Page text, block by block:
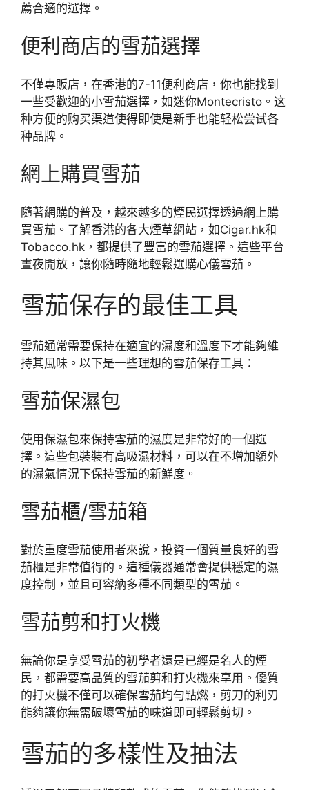
薦合適的選擇。
便利商店的雪茄選擇
不僅專販店，在香港的7-11便利商店，你也能找到
一些受歡迎的小雪茄選擇，如迷你Montecristo。这
种方便的购买渠道使得即使是新手也能轻松尝试各
种品牌。
網上購買雪茄
隨著網購的普及，越來越多的煙民選擇透過網上購
買雪茄。了解香港的各大煙草網站，如Cigar.hk和
Tobacco.hk，都提供了豐富的雪茄選擇。這些平台
晝夜開放，讓你隨時隨地輕鬆選購心儀雪茄。
雪茄保存的最佳工具
雪茄通常需要保持在適宜的濕度和溫度下才能夠維
持其風味。以下是一些理想的雪茄保存工具：
雪茄保濕包
使用保濕包來保持雪茄的濕度是非常好的一個選
擇。這些包裝裝有高吸濕材料，可以在不增加額外
的濕氣情況下保持雪茄的新鮮度。
雪茄櫃/雪茄箱
對於重度雪茄使用者來說，投資一個質量良好的雪
茄櫃是非常值得的。這種儀器通常會提供穩定的濕
度控制，並且可容納多種不同類型的雪茄。
雪茄剪和打火機
無論你是享受雪茄的初學者還是已經是名人的煙
民，都需要高品質的雪茄剪和打火機來享用。優質
的打火機不僅可以確保雪茄均勻點燃，剪刀的利刃
能夠讓你無需破壞雪茄的味道即可輕鬆剪切。
雪茄的多樣性及抽法